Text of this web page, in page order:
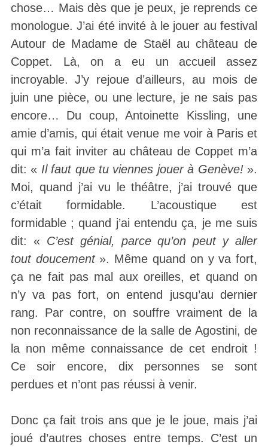
chose… Mais dès que je peux, je reprends ce
monologue. J’ai été invité à le jouer au festival
Autour de Madame de Staël au château de
Coppet. Là, on a eu un accueil assez
incroyable. J’y rejoue d’ailleurs, au mois de
juin une pièce, ou une lecture, je ne sais pas
encore… Du coup, Antoinette Kissling, une
amie d’amis, qui était venue me voir à Paris et
qui m’a fait inviter au château de Coppet m’a
dit: « Il faut que tu viennes jouer à Genève!».
Moi, quand j’ai vu le théâtre, j’ai trouvé que
c’était formidable. L’acoustique est
formidable ; quand j’ai entendu ça, je me suis
dit: « C’est génial, parce qu’on peut y aller
tout doucement». Même quand on y va fort,
ça ne fait pas mal aux oreilles, et quand on
n’y va pas fort, on entend jusqu’au dernier
rang. Par contre, on souffre vraiment de la
non reconnaissance de la salle de Agostini, de
la non même connaissance de cet endroit !
Ce soir encore, dix personnes se sont
perdues et n’ont pas réussi à venir.
Donc ça fait trois ans que je le joue, mais j’ai
joué d’autres choses entre temps. C’est un